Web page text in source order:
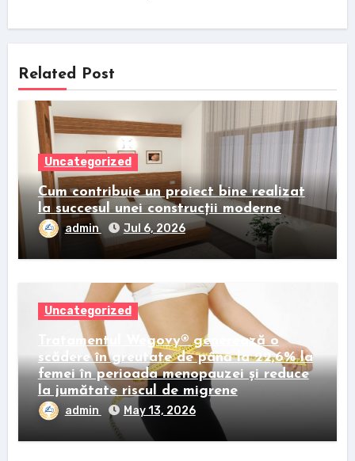
Related Post
Uncategorized
Cum contribuie un proiect bine realizat
la succesul unei construcții moderne
admin Jul 6, 2026
Uncategorized
Tratamentul Wegovy® generează o
scădere în greutate de până la 22,6% la
femei în perioada menopauzei și reduce
la jumătate riscul de migrene
admin May 13, 2026